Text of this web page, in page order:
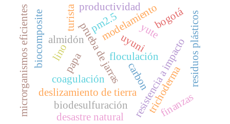
almidón
papaprueba de jarras
coagulación
floculación
biocomposite yute
lino resistencia a impacto
modelamiento
deslizamiento de tierra trichoderma
microrganismos eficientes pm2.5 residuos plásticos
uyuni
turista
biodesulfuración
carbon
desastre natural finanzas
productividad bogotá